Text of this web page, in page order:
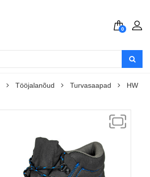
0
Tööjalanõud Turvasaapad
HW